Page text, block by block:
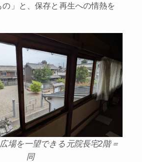
」と、保存と再生への情熱を
場を一望できる元院長宅2階＝
同